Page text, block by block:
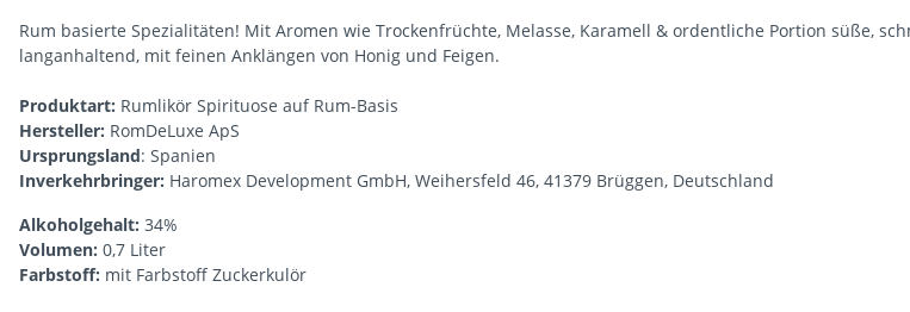
Rum basierte Spezialitäten! Mit Aromen wie Trockenfrüchte, Melasse, Karamell & ordentliche Portion süße,
langanhaltend, mit feinen Anklängen von Honig und Feigen.
Produktart: Rumlikör Spirituose auf Rum-Basis
Hersteller: RomDeLuxe ApS
Ursprungsland: Spanien
Inverkehrbringer: Haromex Development GmbH, Weihersfeld 46, 41379 Brüggen, Deutschland
Alkoholgehalt: 34%
Volumen: 0,7 Liter
Farbstoff: mit Farbstoff Zuckerkulör